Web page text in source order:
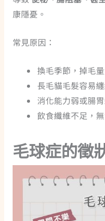
康隱憂。
常見原因 ：
換毛季節，掉毛
長毛貓毛髮容易
消化能力弱或腸
飲食纖維不足，
毛球症的徵